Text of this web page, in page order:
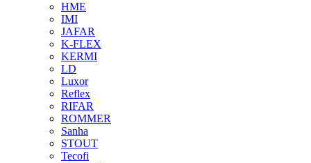
HME
IMI
JAFAR
K-FLEX
KERMI
LD
Luxor
Reflex
RIFAR
ROMMER
Sanha
STOUT
Tecofi